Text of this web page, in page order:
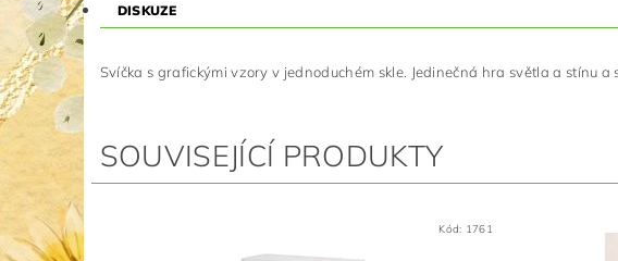
DISKUZE
Svíčka s grafickými vzory v jednoduchém skle. Jedinečná hra světla a stínu
SOUVISEJÍCÍ PRODUKTY
Kód: 1761